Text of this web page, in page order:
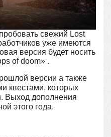
свежий Lost
уже имеются
версия будет носить
of doom» .
версии а также
квестами, которых
Выход дополнения
этого года.